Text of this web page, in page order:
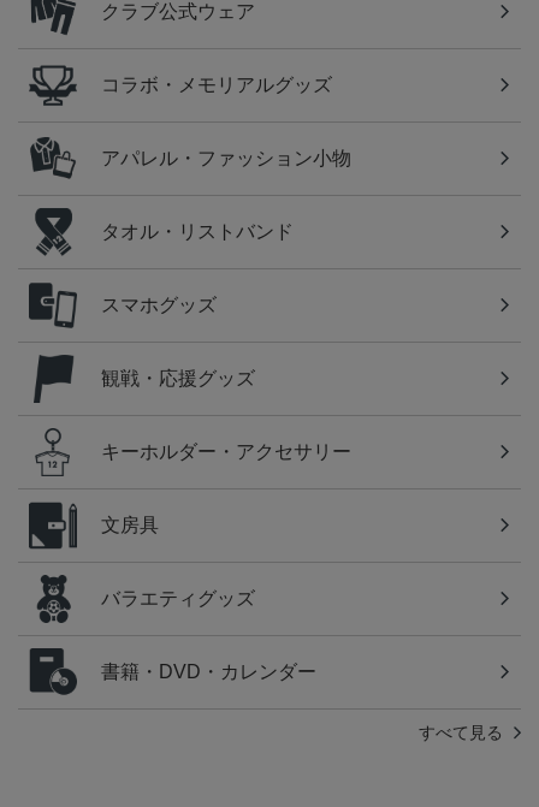
クラブ公式ウェア
コラボ・メモリアルグッズ
アパレル・ファッション小物
タオル・リストバンド
スマホグッズ
観戦・応援グッズ
キーホルダー・アクセサリー
文房具
バラエティグッズ
書籍・DVD・カレンダー
すべて見る